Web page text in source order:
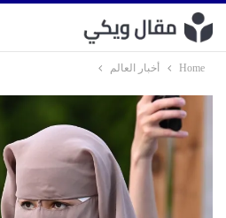
Home أخبار العالم